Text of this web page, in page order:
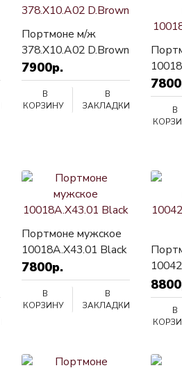
Портмоне м/ж
378.X10.A02 D.Brown
7900р.
В
КОРЗИНУ
В
ЗАКЛАДКИ
В
Портмоне мужское
10018A.X43.01 Black
7800р.
В
КОРЗИНУ
В
ЗАКЛАДКИ
Black
В